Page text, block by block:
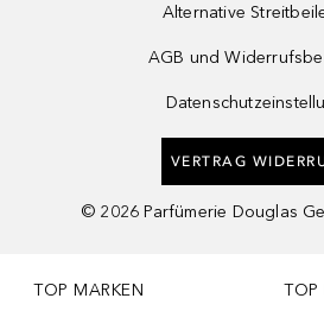
Alternative
AGB und
VERTRAG
© 2026 Parfümerie Douglas
TOP MARKEN TOP